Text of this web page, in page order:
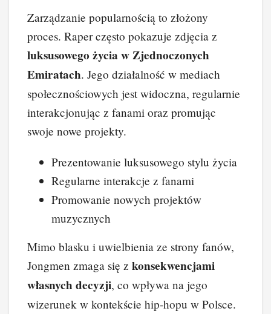
Zarządzanie popularnością to złożony
proces. Raper często pokazuje zdjęcia z
luksusowego życia w Zjednoczonych
Emiratach. Jego działalność w mediach
społecznościowych jest widoczna, regularnie
interakcjonując z fanami oraz promując
swoje nowe projekty.
Prezentowanie luksusowego stylu życia
Regularne interakcje z fanami
Promowanie nowych projektów
muzycznych
Mimo blasku i uwielbienia ze strony fanów,
Jongmen zmaga się z konsekwencjami
własnych decyzji, co wpływa na jego
wizerunek w kontekście hip-hopu w Polsce.